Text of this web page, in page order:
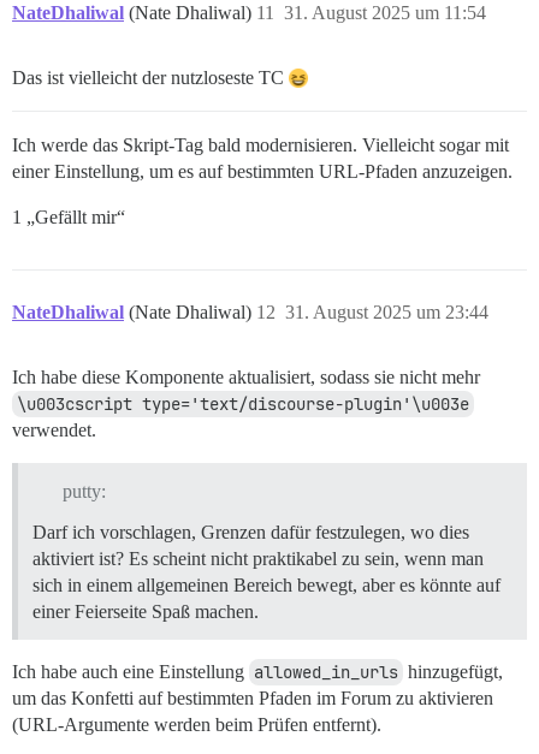
NateDhaliwal (Nate Dhaliwal) 31. August 2025 um 11:54
11
Das ist vielleicht der nutzloseste TC
Ich werde das Skript-Tag bald modernisieren. Vielleicht sogar mit
einer Einstellung, um es auf bestimmten URL-Pfaden anzuzeigen.
1 „Gefällt mir“
NateDhaliwal (Nate Dhaliwal) 31. August 2025 um 23:44
12
Ich habe diese Komponente aktualisiert, sodass sie nicht mehr
\u003cscript type='text/discourse-plugin'\u003e
verwendet.
putty:
Darf ich vorschlagen, Grenzen dafür festzulegen, wo dies
aktiviert ist? Es scheint nicht praktikabel zu sein, wenn man
sich in einem allgemeinen Bereich bewegt, aber es könnte auf
einer Feierseite Spaß machen.
Ich habe auch eine Einstellung allowed_in_urls hinzugefügt,
um das Konfetti auf bestimmten Pfaden im Forum zu aktivieren
(URL-Argumente werden beim Prüfen entfernt).